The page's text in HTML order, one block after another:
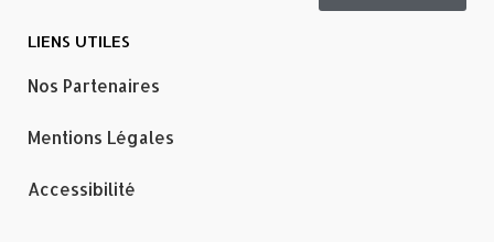
LIENS UTILES
Nos Partenaires
Mentions Légales
Accessibilité